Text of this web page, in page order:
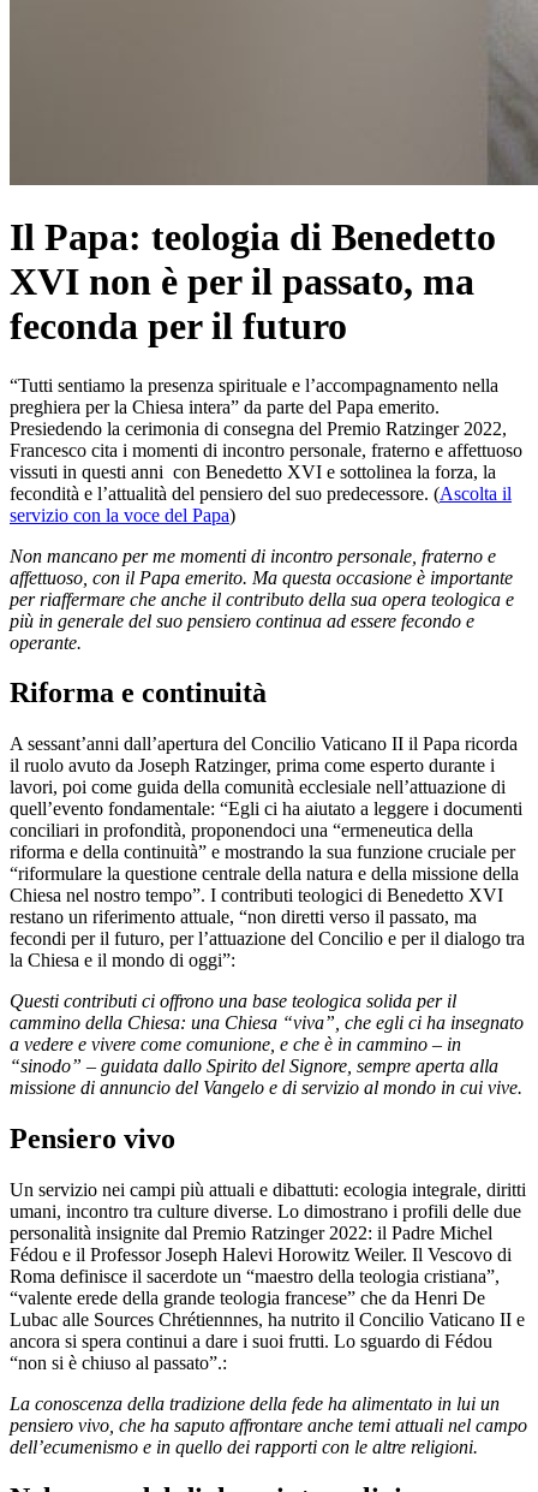
Il Papa: teologia di Benedetto
XVI non è per il passato, ma
feconda per il futuro
“Tutti sentiamo la presenza spirituale e l’accompagnamento nella
preghiera per la Chiesa intera” da parte del Papa emerito.
Presiedendo la cerimonia di consegna del Premio Ratzinger 2022,
Francesco cita i momenti di incontro personale, fraterno e affettuoso
vissuti in questi anni con Benedetto XVI e sottolinea la forza, la
fecondità e l’attualità del pensiero del suo predecessore. (Ascolta il
servizio con la voce del Papa)
Non mancano per me momenti di incontro personale, fraterno e
affettuoso, con il Papa emerito. Ma questa occasione è importante
per riaffermare che anche il contributo della sua opera teologica e
più in generale del suo pensiero continua ad essere fecondo e
operante.
Riforma e continuità
A sessant’anni dall’apertura del Concilio Vaticano II il Papa ricorda
il ruolo avuto da Joseph Ratzinger, prima come esperto durante i
lavori, poi come guida della comunità ecclesiale nell’attuazione di
quell’evento fondamentale: “Egli ci ha aiutato a leggere i documenti
conciliari in profondità, proponendoci una “ermeneutica della
riforma e della continuità” e mostrando la sua funzione cruciale per
“riformulare la questione centrale della natura e della missione della
Chiesa nel nostro tempo”. I contributi teologici di Benedetto XVI
restano un riferimento attuale, “non diretti verso il passato, ma
fecondi per il futuro, per l’attuazione del Concilio e per il dialogo tra
la Chiesa e il mondo di oggi”:
Questi contributi ci offrono una base teologica solida per il
cammino della Chiesa: una Chiesa “viva”, che egli ci ha insegnato
a vedere e vivere come comunione, e che è in cammino – in
“sinodo” – guidata dallo Spirito del Signore, sempre aperta alla
missione di annuncio del Vangelo e di servizio al mondo in cui vive.
Pensiero vivo
Un servizio nei campi più attuali e dibattuti: ecologia integrale, diritti
umani, incontro tra culture diverse. Lo dimostrano i profili delle due
personalità insignite dal Premio Ratzinger 2022: il Padre Michel
Fédou e il Professor Joseph Halevi Horowitz Weiler. Il Vescovo di
Roma definisce il sacerdote un “maestro della teologia cristiana”,
“valente erede della grande teologia francese” che da Henri De
Lubac alle Sources Chrétiennnes, ha nutrito il Concilio Vaticano II e
ancora si spera continui a dare i suoi frutti. Lo sguardo di Fédou
“non si è chiuso al passato”.:
La conoscenza della tradizione della fede ha alimentato in lui un
pensiero vivo, che ha saputo affrontare anche temi attuali nel campo
dell’ecumenismo e in quello dei rapporti con le altre religioni.